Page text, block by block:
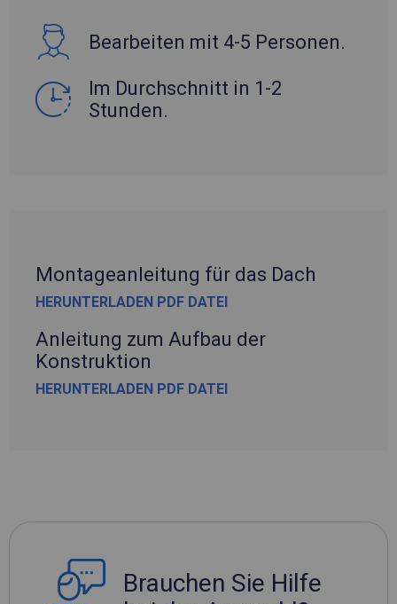
Bearbeiten mit 4-5 Personen.
Im Durchschnitt in 1-2
Stunden.
Montageanleitung für das Dach
HERUNTERLADEN PDF DATEI
Anleitung zum Aufbau der
Konstruktion
HERUNTERLADEN PDF DATEI
Brauchen Sie Hilfe